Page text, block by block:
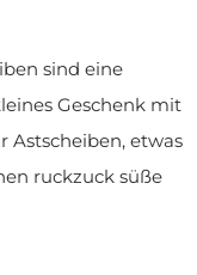
sind eine
Geschenk mit
Astscheiben, etwas
ruckzuck süße